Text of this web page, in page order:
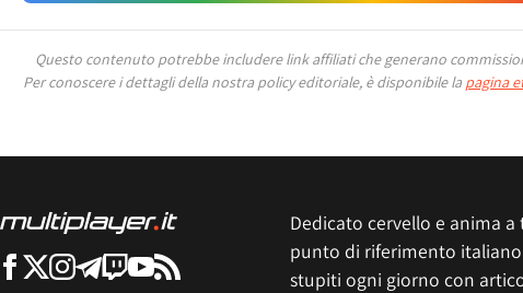
Questo contenuto potrebbe includere link affiliati che generano
Per conoscere i dettagli della nostra policy editoriale, è disponibile la pagina
Dedicato cervello e anima
punto di riferimento
stupiti ogni giorno con